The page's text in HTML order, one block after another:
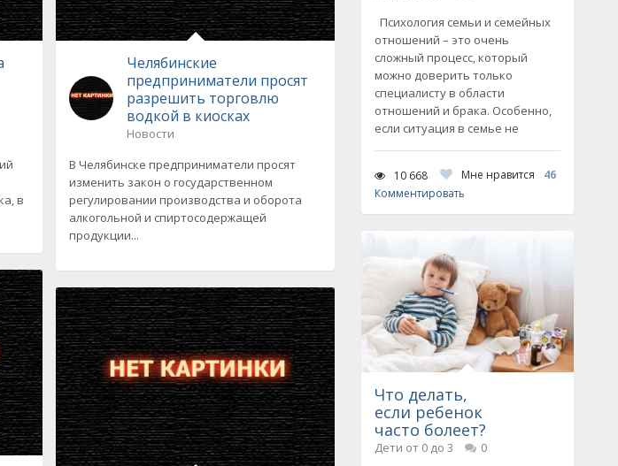
в
Челябинские
предприниматели просят
разрешить торговлю
водкой в киосках
Новости
В Челябинске предприниматели просят
изменить закон о государственном
регулировании производства и оборота
алкогольной и спиртосодержащей
продукции...
Психология семьи и семейных
отношений – это очень
сложный процесс, который
можно доверить только
специалисту в области
отношений и брака. Особенно,
если ситуация в семье не
10 668 Мне нравится
46
Комментировать
Что делать,
если ребенок
часто болеет?
Дети от 0 до 3
0